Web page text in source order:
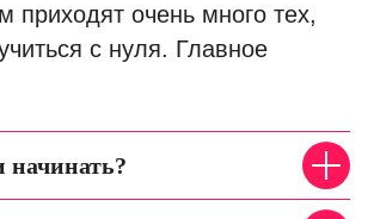
приходят очень много тех,
с нуля. Главное
начинать?